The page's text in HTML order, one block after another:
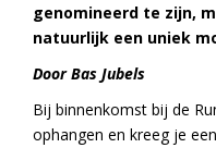
genomineerd te zijn,
natuurlijk een uniek
Door Bas Jubels
Bij binnenkomst bij de
ophangen en kreeg je